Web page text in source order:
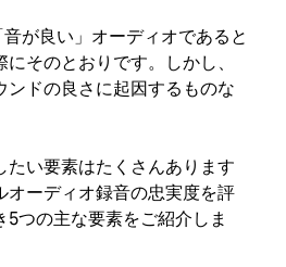
が良い」オーディオであると
そのとおりです。しかし、
ンドの良さに起因するものな
たい要素はたくさんあります
オーディオ録音の忠実度を評
つの主な要素をご紹介しま